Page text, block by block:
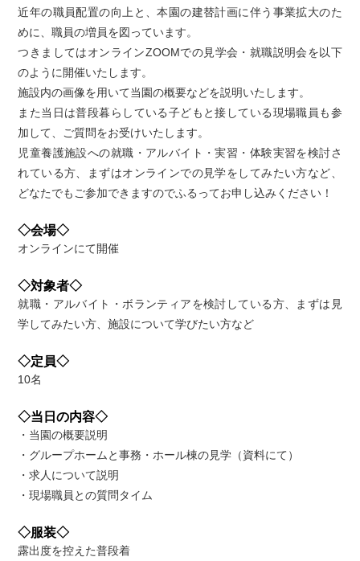
近年の職員配置の向上と、本園の建替計画に伴う事業拡大のた
めに、職員の増員を図っています。
つきましてはオンラインZOOMでの見学会・就職説明会を以下
のように開催いたします。
施設内の画像を用いて当園の概要などを説明いたします。
また当日は普段暮らしている子どもと接している現場職員も参
加して、ご質問をお受けいたします。
児童養護施設への就職・アルバイト・実習・体験実習を検討さ
れている方、まずはオンラインでの見学をしてみたい方など、
どなたでもご参加できますのでふるってお申し込みください！
◇会場◇
オンラインにて開催
◇対象者◇
就職・アルバイト・ボランティアを検討している方、まずは見
学してみたい方、施設について学びたい方など
◇定員◇
10名
◇当日の内容◇
・当園の概要説明
・グループホームと事務・ホール棟の見学（資料にて）
・求人について説明
・現場職員との質問タイム
◇服装◇
露出度を控えた普段着